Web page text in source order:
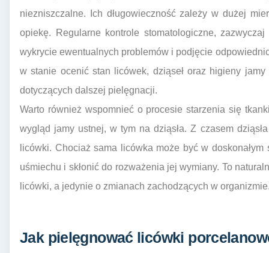
niezniszczalne. Ich długowieczność zależy w dużej
opiekę. Regularne kontrole stomatologiczne,
wykrycie ewentualnych problemów i podjęcie
w stanie ocenić stan licówek, dziąseł oraz higieny
dotyczących dalszej pielęgnacji.
Warto również wspomnieć o procesie starzenia się
wygląd jamy ustnej, w tym na dziąsła. Z czasem
licówki. Chociaż sama licówka może być w
uśmiechu i skłonić do rozważenia jej wymiany. To
licówki, a jedynie o zmianach zachodzących w
Jak pielęgnować licówki